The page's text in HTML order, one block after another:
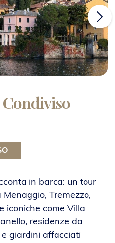
in barca: un tour
Tremezzo,
iconiche come Villa
residenze da
e giardini affacciati